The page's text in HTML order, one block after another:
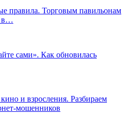
правила. Торговым павильонам
в…
сами». Как обновилась
и взросления. Разбираем
мошенников